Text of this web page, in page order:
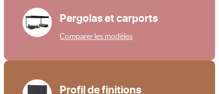
Pergolas et carports
Comparer les modèles
Profil de finitions